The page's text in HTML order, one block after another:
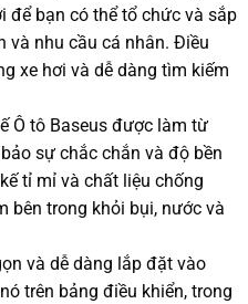
để bạn có thể tổ chức và sắp
và nhu cầu cá nhân. Điều
xe hơi và dễ dàng tìm kiếm
Ô tô Baseus được làm từ
sự chắc chắn và độ bền
tỉ mỉ và chất liệu chống
bên trong khỏi bụi, nước và
và dễ dàng lắp đặt vào
trên bảng điều khiển, trong